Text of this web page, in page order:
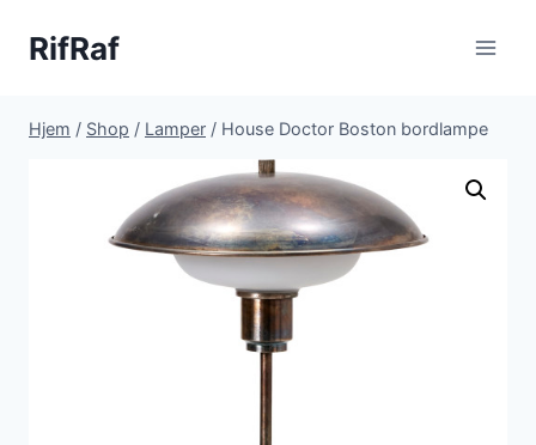
RifRaf
Hjem / Shop / Lamper / House Doctor Boston bordlampe